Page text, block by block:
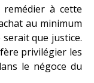
à cette
au minimum
que justice.
privilégier les
le négoce du